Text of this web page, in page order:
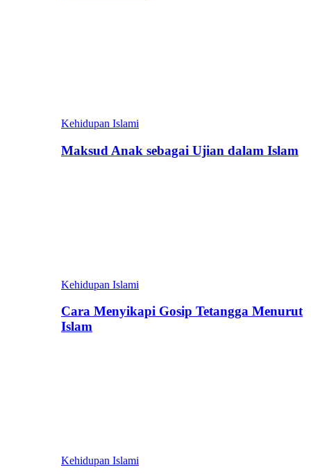
Kehidupan Islami
Maksud Anak sebagai Ujian dalam Islam
Kehidupan Islami
Cara Menyikapi Gosip Tetangga Menurut
Islam
Kehidupan Islami